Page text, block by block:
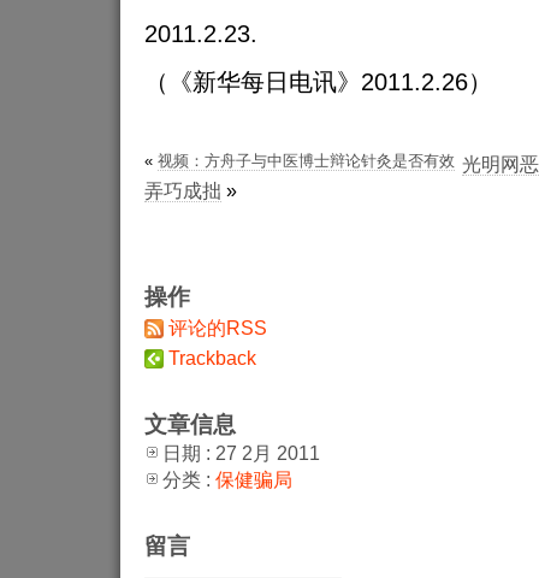
2011.2.23.
（《新华每日电讯》2011.2.26）
« 视频：方舟子与中医博士辩论针灸是否有效 光明网
弄巧成拙 »
操作
评论的RSS
Trackback
文章信息
日期 : 27 2月 2011
分类 : 保健骗局
留言